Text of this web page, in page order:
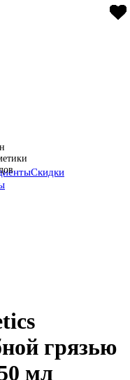
Скидки
грязью
мл